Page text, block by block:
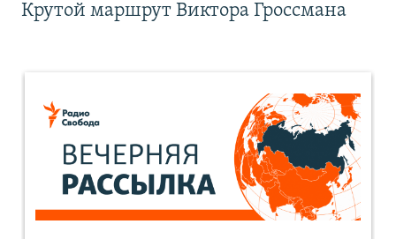
Крутой маршрут Виктора Гроссмана